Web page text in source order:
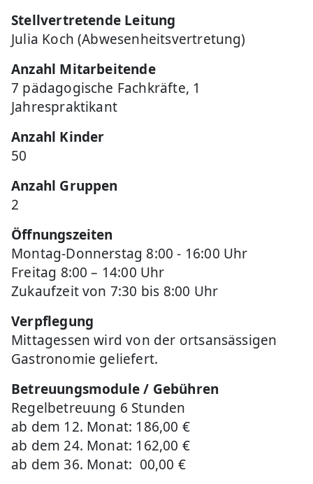
Stellvertretende Leitung
Julia Koch (Abwesenheitsvertretung)
Anzahl Mitarbeitende
7 pädagogische Fachkräfte, 1
Jahrespraktikant
Anzahl Kinder
50
Anzahl Gruppen
2
Öffnungszeiten
Montag-Donnerstag 8:00 - 16:00 Uhr
Freitag 8:00 – 14:00 Uhr
Zukaufzeit von 7:30 bis 8:00 Uhr
Verpflegung
Mittagessen wird von der ortsansässigen
Gastronomie geliefert.
Betreuungsmodule / Gebühren
Regelbetreuung 6 Stunden
ab dem 12. Monat: 186,00 €
ab dem 24. Monat: 162,00 €
ab dem 36. Monat: 00,00 €